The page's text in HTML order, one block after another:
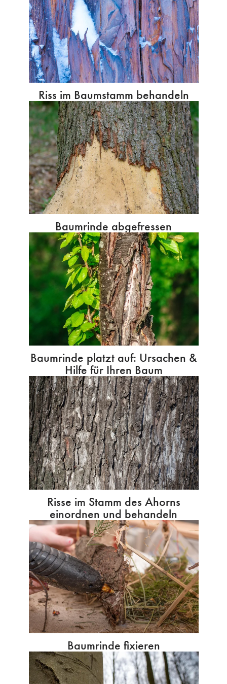
Riss im Baumstamm behandeln
Baumrinde abgefressen
Baumrinde platzt auf: Ursachen &
Hilfe für Ihren Baum
Risse im Stamm des Ahorns
einordnen und behandeln
Baumrinde fixieren